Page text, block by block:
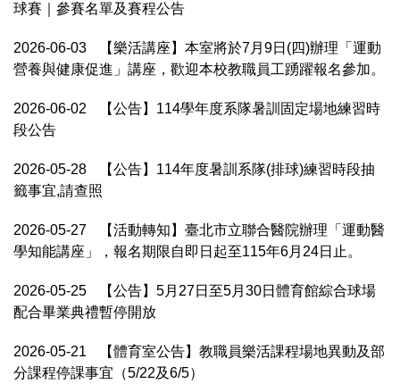
球賽｜參賽名單及賽程公告
2026-06-03
【樂活講座】本室將於7月9日(四)辦理「運動
營養與健康促進」講座，歡迎本校教職員工踴躍報名參加。
2026-06-02
【公告】114學年度系隊暑訓固定場地練習時
段公告
2026-05-28
【公告】114年度暑訓系隊(排球)練習時段抽
籤事宜,請查照
2026-05-27
【活動轉知】臺北市立聯合醫院辦理「運動醫
學知能講座」，報名期限自即日起至115年6月24日止。
2026-05-25
【公告】5月27日至5月30日體育館綜合球場
配合畢業典禮暫停開放
2026-05-21
【體育室公告】教職員樂活課程場地異動及部
分課程停課事宜（5/22及6/5）